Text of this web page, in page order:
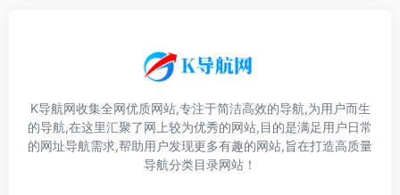
K导航网收集全网优质网站,专注于简洁高效的导航,为用户而生
的导航,在这里汇聚了网上较为优秀的网站,目的是满足用户日常
的网址导航需求,帮助用户发现更多有趣的网站,旨在打造高质量
导航分类目录网站！